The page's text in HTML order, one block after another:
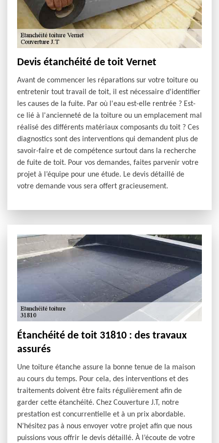
Devis étanchéité de toit Vernet
Avant de commencer les réparations sur votre toiture ou
entretenir tout travail de toit, il est nécessaire d'identifier
les causes de la fuite. Par où l'eau est-elle rentrée ? Est-
ce lié à l'ancienneté de la toiture ou un emplacement mal
réalisé des différents matériaux composants du toit ? Ces
diagnostics sont des interventions qui demandent plus de
savoir-faire et de compétence surtout dans la recherche
de fuite de toit. Pour vos demandes, faites parvenir votre
projet à l’équipe pour une étude. Le devis détaillé de
votre demande vous sera offert gracieusement.
Étanchéité de toit 31810 : des travaux
assurés
Une toiture étanche assure la bonne tenue de la maison
au cours du temps. Pour cela, des interventions et des
traitements doivent être faits régulièrement afin de
garder cette étanchéité. Chez Couverture J.T, notre
prestation est concurrentielle et à un prix abordable.
N’hésitez pas à nous envoyer votre projet afin que nous
puissions vous offrir le devis détaillé. À l’écoute de votre